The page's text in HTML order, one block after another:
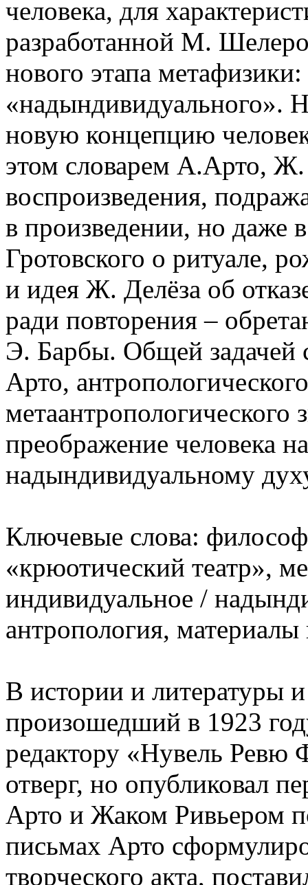
человека, для
разработанной М.
нового этапа
«надындивидуального».
новую концепцию
этом словарем А.Арто, Ж.
воспроизведения,
в произведении, но
Гротовского о ритуале,
и идея Ж. Делёза об
ради повторения –
Э. Барбы. Общей задачей
Арто,
метаантропологического
преображение человека
надындивидуальному
Ключевые слова:
«крюотический театр»,
индивидуальное /
антропология,
В истории и литературы и
произошедший в 1923
редактору «Нувель Ревю
отверг, но опубликовал
Арто и Жаком Ривьером
письмах Арто
творческого акта,